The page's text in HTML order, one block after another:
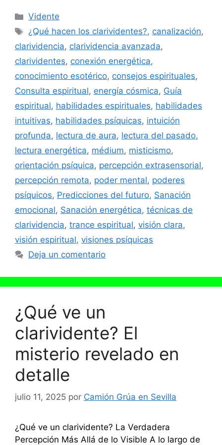
Categorías
Vidente
Etiquetas
¿Qué hacen los clarividentes?, canalización,
clarividencia, clarividencia avanzada,
clarividentes, conexión energética,
conocimiento esotérico, consejos espirituales,
Consulta espiritual, energía cósmica, Guía
espiritual, habilidades espirituales, habilidades
intuitivas, habilidades psíquicas, intuición
profunda, lectura de aura, lectura del pasado,
lectura energética, médium, misticismo,
orientación psíquica, percepción extrasensorial,
percepción remota, poder mental, poderes
psíquicos, Predicciones del futuro, Sanación
emocional, Sanación energética, técnicas de
clarividencia, trance espiritual, visión clara,
visión espiritual, visiones psíquicas
Deja un comentario
¿Qué ve un
clarividente? El
misterio revelado en
detalle
julio 11, 2025 por Camión Grúa en Sevilla
¿Qué ve un clarividente? La Verdadera
Percepción Más Allá de lo Visible A lo largo de